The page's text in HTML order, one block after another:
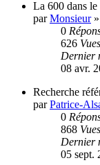
La 600 dans
parMonsieur»
0
626 Vues
Dernier
08 avr.
Recherche
parPatrice-
0
868 Vues
Dernier
05 sept.